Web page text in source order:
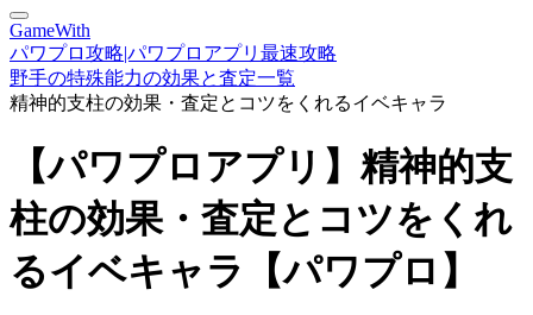
GameWith
パワプロ攻略|パワプロアプリ最速攻略
野手の特殊能力の効果と査定一覧
精神的支柱の効果・査定とコツをくれるイベキャラ
【パワプロアプリ】精神的支
柱の効果・査定とコツをくれ
るイベキャラ【パワプロ】